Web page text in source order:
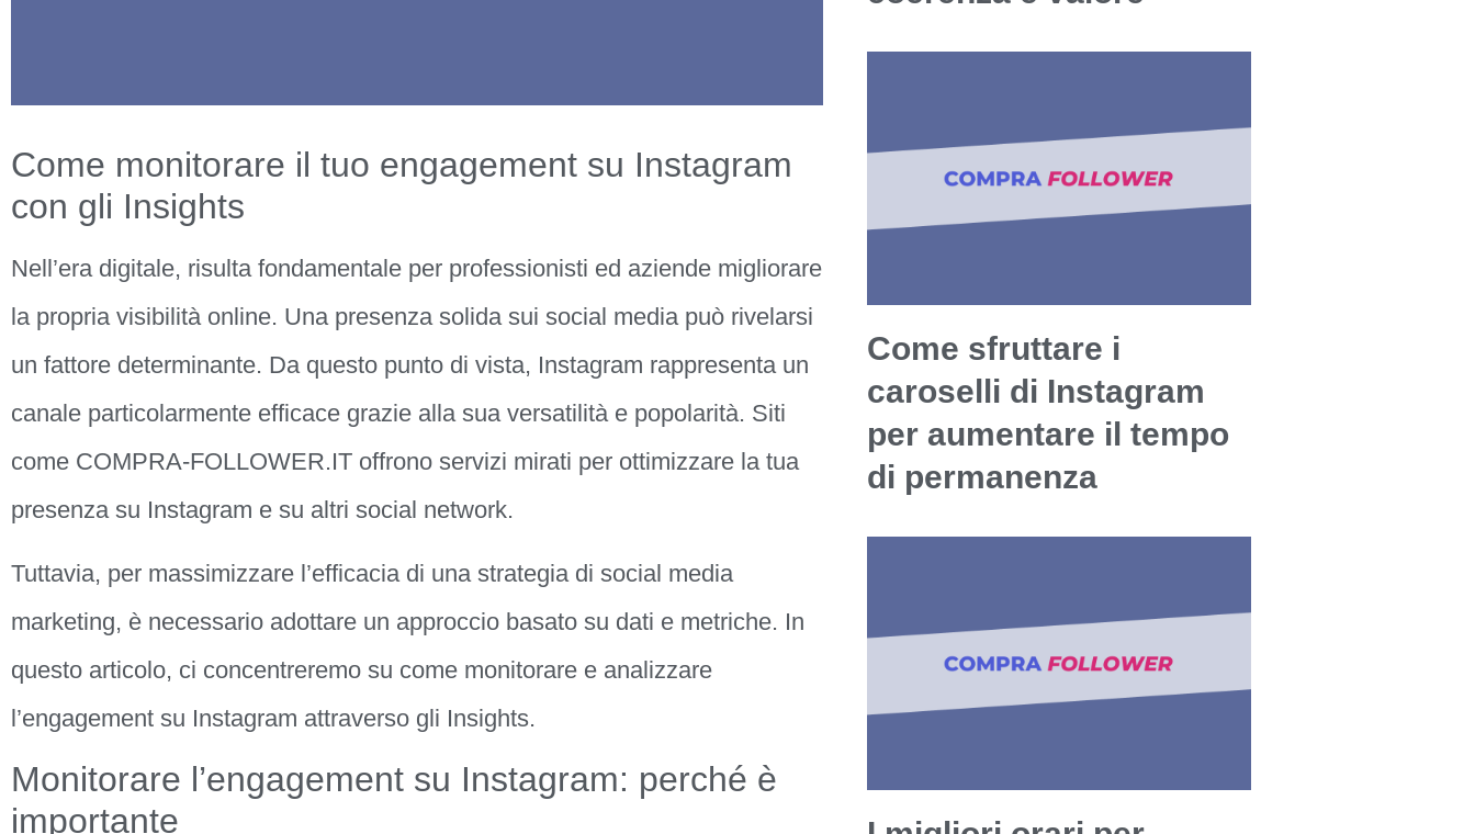
Come monitorare il tuo engagement su Instagram
con gli Insights
Nell’era digitale, risulta fondamentale per professionisti ed aziende migliorare
la propria visibilità online. Una presenza solida sui social media può rivelarsi
un fattore determinante. Da questo punto di vista, Instagram rappresenta un
canale particolarmente efficace grazie alla sua versatilità e popolarità. Siti
come COMPRA-FOLLOWER.IT offrono servizi mirati per ottimizzare la tua
presenza su Instagram e su altri social network.
Tuttavia, per massimizzare l’efficacia di una strategia di social media
marketing, è necessario adottare un approccio basato su dati e metriche. In
questo articolo, ci concentreremo su come monitorare e analizzare
l’engagement su Instagram attraverso gli Insights.
Monitorare l’engagement su Instagram: perché è
importante
Come sfruttare i
caroselli di Instagram
per aumentare il tempo
di permanenza